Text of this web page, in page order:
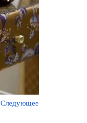
Следующее